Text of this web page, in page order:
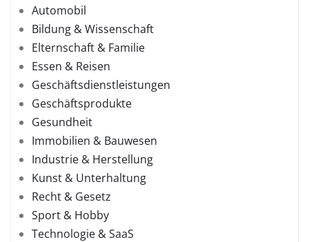
Automobil
Bildung & Wissenschaft
Elternschaft & Familie
Essen & Reisen
Geschäftsdienstleistungen
Geschäftsprodukte
Gesundheit
Immobilien & Bauwesen
Industrie & Herstellung
Kunst & Unterhaltung
Recht & Gesetz
Sport & Hobby
Technologie & SaaS